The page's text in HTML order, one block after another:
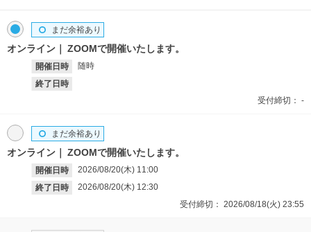
オンライン ZOOMで開催いたします。
開催日時
随時
終了日時
まだ余裕あり
受付締切： -
オンライン ZOOMで開催いたします。
開催日時 2026/08/20(木) 11:00
終了日時
2026/08/20(木) 12:30
まだ余裕あり
受付締切： 2026/08/18(火) 23:55